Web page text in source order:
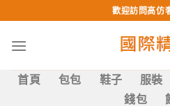
to
content
歡迎訪問高仿
首頁 包包 鞋子 服裝
錢包